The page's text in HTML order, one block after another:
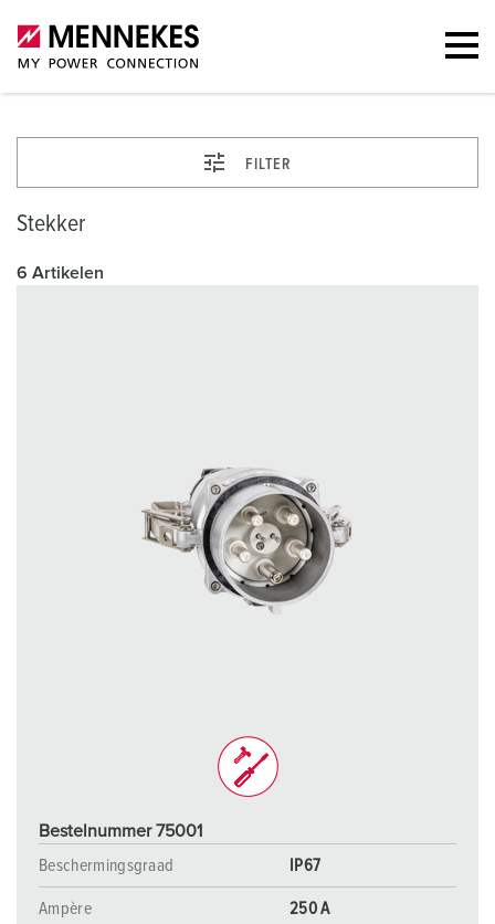
FILTER
Stekker
6 Artikelen
Bestelnummer 75001
Beschermingsgraad
IP67
Ampère 250 A